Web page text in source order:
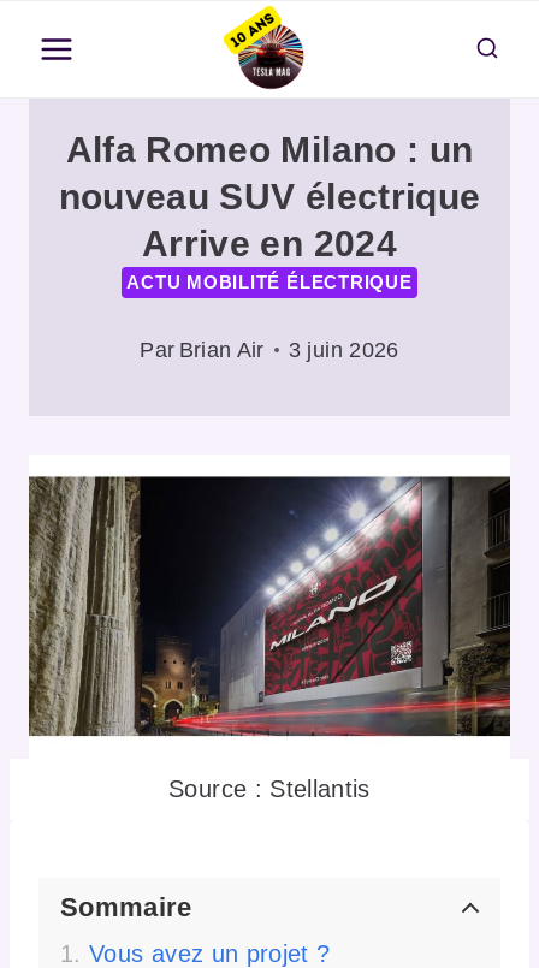
contenu
Alfa Romeo Milano : un
nouveau SUV électrique
Arrive en 2024
ACTU MOBILITÉ ÉLECTRIQUE
Par Brian Air 3 juin 2026
Source : Stellantis
Sommaire
Vous avez un projet ?